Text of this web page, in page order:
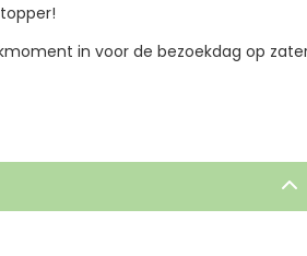
in voor de bezoekdag op